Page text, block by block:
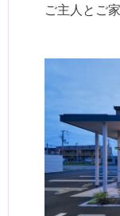
ご主人とご